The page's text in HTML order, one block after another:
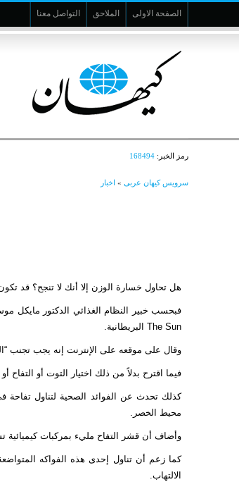
الصفحة الاولى الملاحق التواصل معنا
رمز الخبر: 168494
سرویس کیهان عربی » اخبار
هل تحاول خسارة الوزن إلا أنك لا تنجح؟ قد
فبحسب خبير النظام الغذائي الدكتور مايكل
The Sun البريطانية.
وقال على موقعه على الإنترنت إنه يجب تجنب
فيما اقترح بدلاً من ذلك اختيار التوت أو
كذلك تحدث عن الفوائد الصحية لتناول
محيط الخصر.
وأضاف أن قشر التفاح مليء بمركبات كيميائية
كما زعم أن تناول إحدى هذه الفواكه
الالتهاب.